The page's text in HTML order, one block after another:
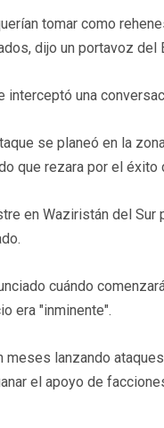
tomar como
dijo un portavoz del
interceptó una
se planeó en la
que rezara por el éxito
en Waziristán del
cuándo
era "inminente".
meses lanzando
el apoyo de